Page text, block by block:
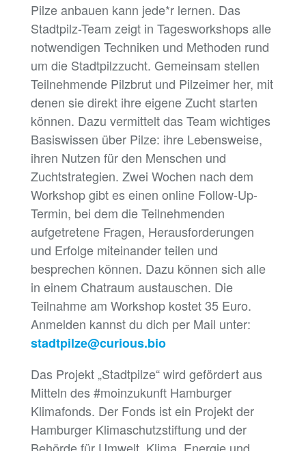
Pilze anbauen kann jede*r lernen. Das
Stadtpilz-Team zeigt in Tagesworkshops alle
notwendigen Techniken und Methoden rund
um die Stadtpilzzucht. Gemeinsam stellen
Teilnehmende Pilzbrut und Pilzeimer her, mit
denen sie direkt ihre eigene Zucht starten
können. Dazu vermittelt das Team wichtiges
Basiswissen über Pilze: ihre Lebensweise,
ihren Nutzen für den Menschen und
Zuchtstrategien. Zwei Wochen nach dem
Workshop gibt es einen online Follow-Up-
Termin, bei dem die Teilnehmenden
aufgetretene Fragen, Herausforderungen
und Erfolge miteinander teilen und
besprechen können. Dazu können sich alle
in einem Chatraum austauschen. Die
Teilnahme am Workshop kostet 35 Euro.
Anmelden kannst du dich per Mail unter:
stadtpilze@curious.bio
Das Projekt „Stadtpilze“ wird gefördert aus
Mitteln des #moinzukunft Hamburger
Klimafonds. Der Fonds ist ein Projekt der
Hamburger Klimaschutzstiftung und der